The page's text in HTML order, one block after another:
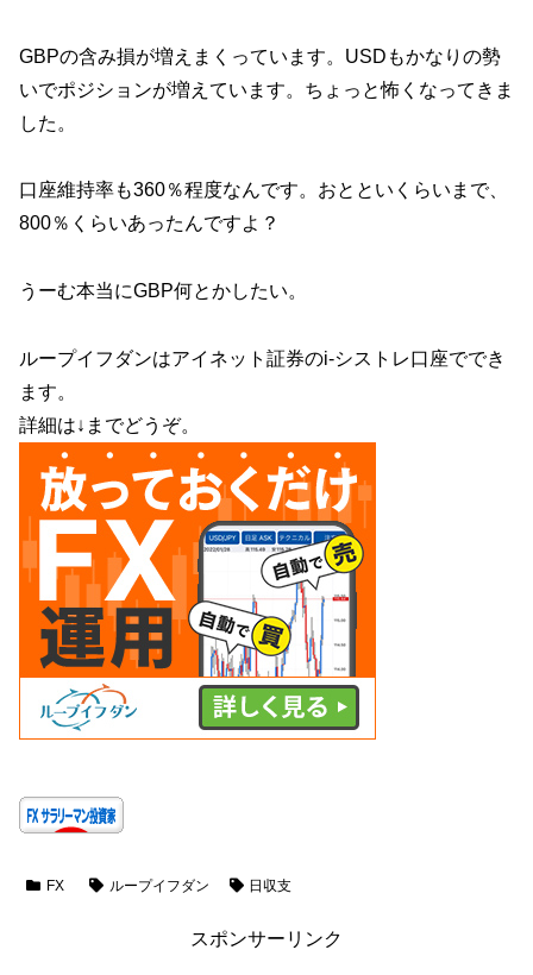
GBPの含み損が増えまくっています。USDもかなりの勢
いでポジションが増えています。ちょっと怖くなってきま
した。
口座維持率も360％程度なんです。おとといくらいまで、
800％くらいあったんですよ？
うーむ本当にGBP何とかしたい。
ループイフダンはアイネット証券のi-シストレ口座ででき
ます。
詳細は↓までどうぞ。
FX ループイフダン 日収支
スポンサーリンク